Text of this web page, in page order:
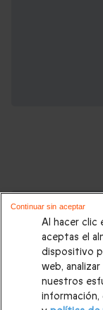
Cajas regalo
Regalos Navidad |
para mujer
Regalos de
hombre|
Al hacer clic
aceptas el
dispositivo
web,
nuestros
información,
Continuar sin aceptar